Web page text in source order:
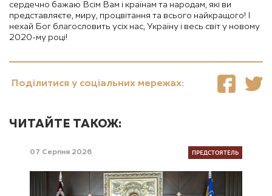
сердечно бажаю Всім Вам і країнам та народам, які ви
представляєте, миру, процвітання та всього найкращого! І
нехай Бог благословить усіх нас, Україну і весь світ у новому
2020-му році!
Поділитися у соціальних мережах:
ЧИТАЙТЕ ТАКОЖ:
07 Серпня 2026 ПРЕДСТОЯТЕЛЬ